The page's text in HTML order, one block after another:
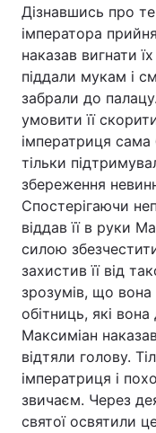
Здоров'я
Цікавинки
Екологія
Лонгріди
Відео з Youtube
Інтерв'ю
Архів
Контакти
Послуги
Дізнавшись про
імператора
наказав вигнати
піддали мукам і
забрали до
умовити її
імператриця
тільки
збереження
Спостерігаючи
віддав її в руки
силою
захистив її від
зрозумів, що вона
обітниць, які
Максиміан
відтяли голову.
імператриця і
звичаєм. Через
святої освятили